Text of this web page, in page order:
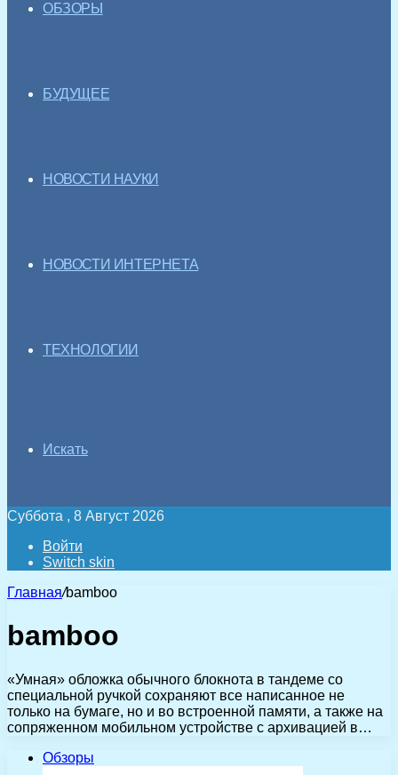
ОБЗОРЫ
БУДУЩЕЕ
НОВОСТИ НАУКИ
НОВОСТИ ИНТЕРНЕТА
ТЕХНОЛОГИИ
Искать
Суббота , 8 Август 2026
Войти
Switch skin
Главная/bamboo
bamboo
«Умная» обложка обычного блокнота в тандеме со
специальной ручкой сохраняют все написанное не
только на бумаге, но и во встроенной памяти, а также на
сопряженном мобильном устройстве с архивацией в…
Обзоры